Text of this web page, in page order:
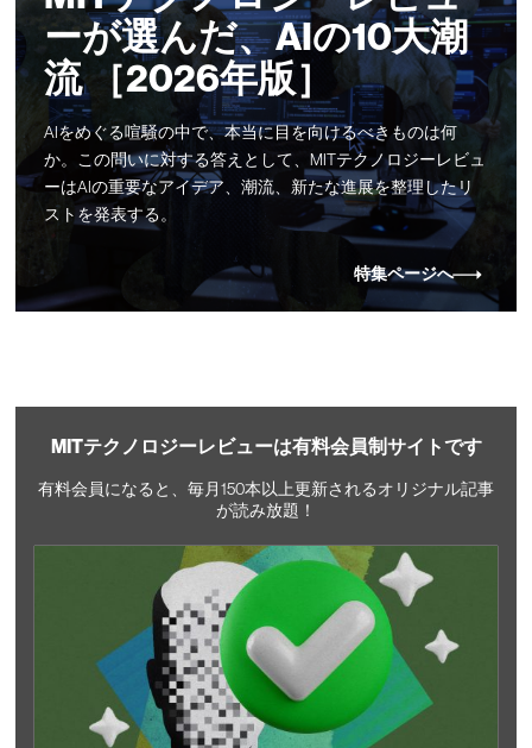
ーが選んだ、AIの10大潮
流 ［2026年版］
AIをめぐる喧騒の中で、本当に目を向けるべきものは何
か。この問いに対する答えとして、MITテクノロジーレビュ
ーはAIの重要なアイデア、潮流、新たな進展を整理したリ
ストを発表する。
特集ページへ
MITテクノロジーレビューは有料会員制サイトです
有料会員になると、毎月150本以上更新されるオリジナル記事
が読み放題！